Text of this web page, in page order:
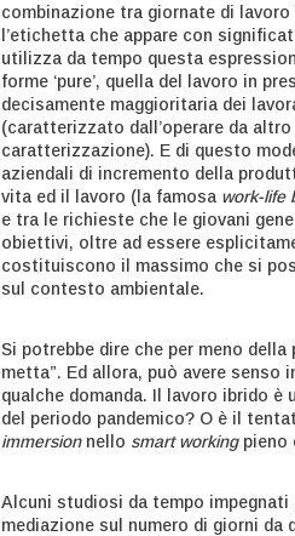
combinazione tra giornate di lavoro
l’etichetta che appare con
utilizza da tempo questa
forme ‘pure’, quella del lavoro in
decisamente maggioritaria dei
(caratterizzato dall’operare da
caratterizzazione). E di questo
aziendali di incremento della
vita ed il lavoro (la famosa work-life
e tra le richieste che le giovani
obiettivi, oltre ad essere
costituiscono il massimo che si
sul contesto ambientale.
Si potrebbe dire che per meno
metta”. Ed allora, può avere senso
qualche domanda. Il lavoro ibrido è
del periodo pandemico? O è il
immersionnello smart workingpieno
Alcuni studiosi da tempo
mediazione sul numero di giorni